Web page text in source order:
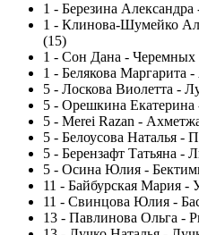
1 - Березина
1 - Клинова-Шумейко
(15)
1 - Сон Дана - Черемных
1 - Белякова Маргарита
5 - Лоскова Виолетта -
5 - Орешкина
5 - Merei Razan -
5 - Белоусова Наталья -
5 - Берензафт Татьяна -
5 - Осина Юлия -
11 - Байбурская Мария -
11 - Свинцова Юлия -
13 - Павлинова Ольга -